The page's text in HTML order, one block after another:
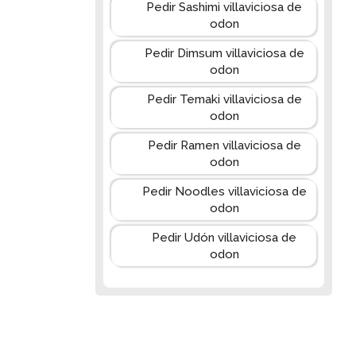
Pedir Sashimi villaviciosa de
odon
Pedir Dimsum villaviciosa de
odon
Pedir Temaki villaviciosa de
odon
Pedir Ramen villaviciosa de
odon
Pedir Noodles villaviciosa de
odon
Pedir Udón villaviciosa de
odon